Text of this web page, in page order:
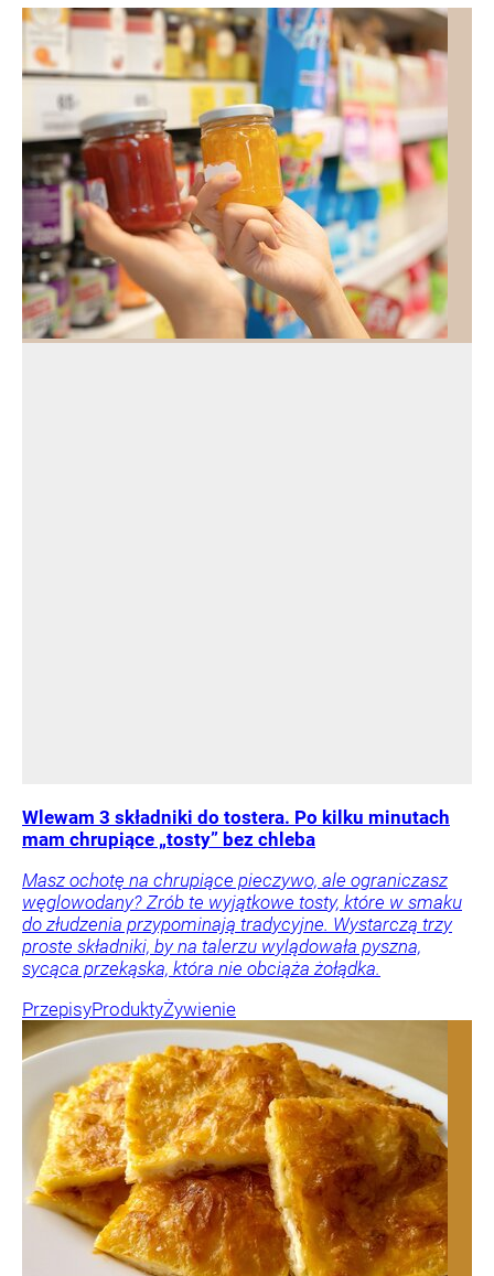
Wlewam 3 składniki do tostera. Po kilku minutach
mam chrupiące „tosty” bez chleba
Masz ochotę na chrupiące pieczywo, ale ograniczasz
węglowodany? Zrób te wyjątkowe tosty, które w smaku
do złudzenia przypominają tradycyjne. Wystarczą trzy
proste składniki, by na talerzu wylądowała pyszna,
sycąca przekąska, która nie obciąża żołądka.
PrzepisyProduktyŻywienie